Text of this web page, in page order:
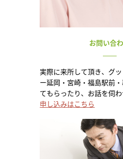
お問い合
実際に来所して頂き、グ
ー延岡・宮崎・福島駅前
てもらったり、お話を伺わ
申し込みはこちら